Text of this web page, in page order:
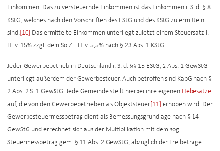
Einkommen. Das zu versteuernde Einkommen ist das Einkommen i. S. d. § 8
KStG, welches nach den Vorschriften des EStG und des KStG zu ermitteln
sind. [10] Das ermittelte Einkommen unterliegt zuletzt einem Steuersatz i.
H. v. 15% zzgl. dem SolZ i. H. v. 5,5% nach § 23 Abs. 1 KStG.
Jeder Gewerbebetrieb in Deutschland i. S. d. §§ 15 EStG, 2 Abs. 1 GewStG
unterliegt außerdem der Gewerbesteuer. Auch betroffen sind KapG nach §
2 Abs. 2 S. 1 GewStG. Jede Gemeinde stellt hierbei ihre eigenen Hebesätze
auf, die von den Gewerbebetrieben als Objektsteuer [11] erhoben wird. Der
Gewerbesteuermessbetrag dient als Bemessungsgrundlage nach § 14
GewStG und errechnet sich aus der Multiplikation mit dem sog.
Steuermessbetrag gem. § 11 Abs. 2 GewStG, abzüglich der Freibeträge